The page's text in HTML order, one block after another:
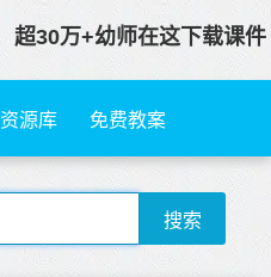
超30万+幼师在这下载课件
资源库 免费教案
搜索